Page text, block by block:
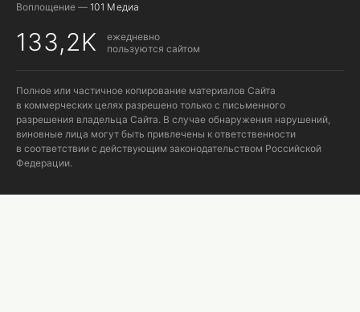
Воплощение — 101 Медиа
133,2K
ежедневно
пользуются сайтом
Полное или частичное копирование материалов Сайта
в коммерческих целях разрешено только с письменного
разрешения владельца Сайта. В случае обнаружения нарушений,
виновные лица могут быть привлечены к ответственности
в соответствии с действующим законодательством Российской
Федерации.